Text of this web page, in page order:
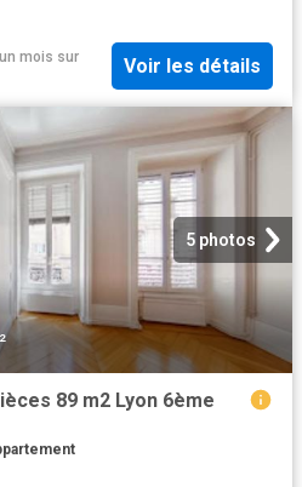
mois sur
Voir les détails
5 photos
89 m2 Lyon 6ème